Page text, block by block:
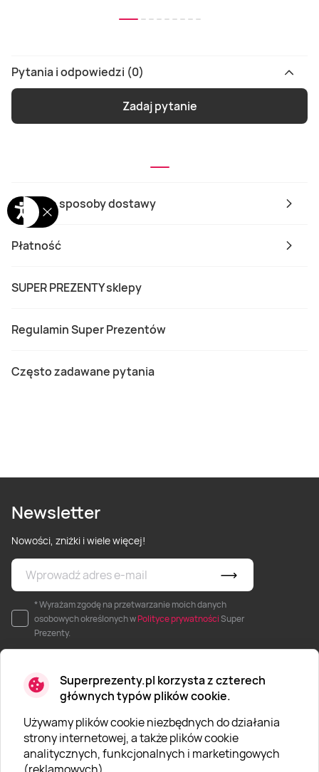
Superprezenty.pl korzysta z czterech
głównych typów plików cookie.
Używamy plików cookie niezbędnych do działania
strony internetowej, a także plików cookie
analitycznych, funkcjonalnych i marketingowych
Możliwe sposoby dostawy
Płatność
SUPER PREZENTY sklepy
Regulamin Super Prezentów
Często zadawane pytania
Pytania i odpowiedzi (0)
Zadaj pytanie
Newsletter
Nowości, zniżki i wiele więcej!
* Wyrażam zgodę na przetwarzanie moich danych
osobowych określonych wPolityce prywatnościSuper
Prezenty.
O SUPERPREZENTY
O nas